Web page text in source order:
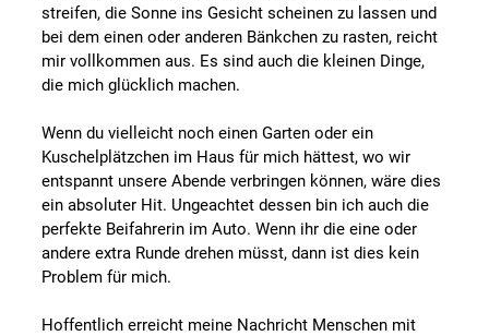
streifen, die Sonne ins Gesicht scheinen zu lassen und
bei dem einen oder anderen Bänkchen zu rasten, reicht
mir vollkommen aus. Es sind auch die kleinen Dinge,
die mich glücklich machen.
Wenn du vielleicht noch einen Garten oder ein
Kuschelplätzchen im Haus für mich hättest, wo wir
entspannt unsere Abende verbringen können, wäre dies
ein absoluter Hit. Ungeachtet dessen bin ich auch die
perfekte Beifahrerin im Auto. Wenn ihr die eine oder
andere extra Runde drehen müsst, dann ist dies kein
Problem für mich.
Hoffentlich erreicht meine Nachricht Menschen mit